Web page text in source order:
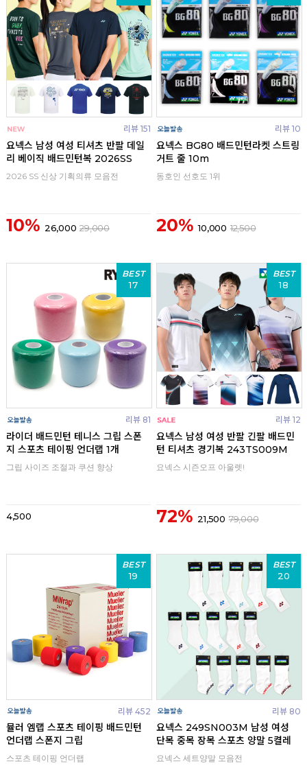
리뷰 151
요넥스 남성 여성 티셔츠 반팔 데일
리 베이직 배드민턴복 2026SS
2026 SS 신상 기획의류 모음전
10% 26,000 29,000
리뷰 10
요넥스 BG80 배드민턴라켓 스트링
거트 줄 10m
동호인 선호도 1위
20% 10,000 12,500
BEST
17
리뷰 81
라이더 배드민턴 테니스 그립 스폰
지 스포츠 테이핑 언더랩 1개
그립 사이즈 조절과 쿠션 향상
4,500
BEST
18
리뷰 12
요넥스 남성 여성 반팔 긴팔 배드민
턴 티셔츠 경기복 243TS009M
요넥스 시즌오프 아울렛!
72% 21,500 79,000
BEST
19
리뷰 452
뮬러 엠랩 스포츠 테이핑 배드민턴
언더랩 스폰지 그립
스포츠 테이핑 언더랩
BEST
20
리뷰 80
요넥스 249SN003M 남성 여성
단목 중목 장목 스포츠 양말 5켤레
요넥스 세트양말 모음전